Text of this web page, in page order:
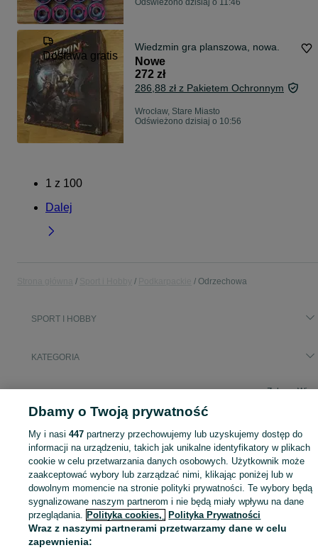
Odświeżono dzisiaj o 11:46
Dostawa gratis
Wiedzmin gra planszowa, nowa.
Nowe
272 zł
286,88 zł z Pakietem Ochronnym
Wrocław, Stare Miasto
Odświeżono dzisiaj o 10:56
1 z 100
Dalej
Odrzechowa
SPORT I HOBBY
KATEGORIA
Zobacz
Mapa kategorii
Mapa miejscowości
Mapa ministron
Popularne wyszukiwania
Dbamy o Twoją prywatność
My i nasi447 partnerzy przechowujemy lub uzyskujemy dostęp do
informacji na urządzeniu, takich jak unikalne identyfikatory w plikach
cookie w celu przetwarzania danych osobowych. Użytkownik może
zaakceptować wybory lub zarządzać nimi, klikając poniżej lub w
dowolnym momencie na stronie polityki prywatności. Te wybory będą
sygnalizowane naszym partnerom i nie będą miały wpływu na dane
przeglądania. Polityka cookies, Polityka Prywatności
Wraz z naszymi partnerami przetwarzamy dane w celu
zapewnienia: